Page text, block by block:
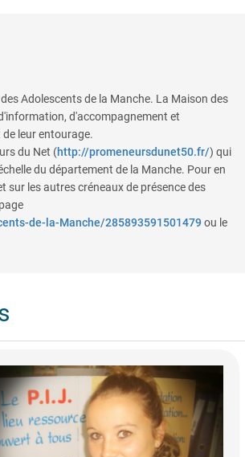
Adolescents de la Manche. La Maison des
d'accompagnement et
leur entourage.
du Net (http://promeneursdunet50.fr/) qui
du département de la Manche. Pour en
sur les autres créneaux de présence des
de-la-Manche/285893591501479 ou le